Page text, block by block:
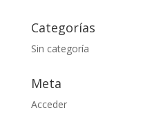
Categorías
Sin categoría
Meta
Acceder